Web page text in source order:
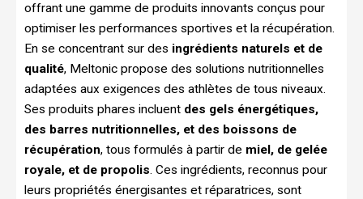
offrant une gamme de produits innovants conçus pour
optimiser les performances sportives et la récupération.
En se concentrant sur des ingrédients naturels et de
qualité, Meltonic propose des solutions nutritionnelles
adaptées aux exigences des athlètes de tous niveaux.
Ses produits phares incluent des gels énergétiques,
des barres nutritionnelles, et des boissons de
récupération, tous formulés à partir de miel, de gelée
royale, et de propolis. Ces ingrédients, reconnus pour
leurs propriétés énergisantes et réparatrices, sont